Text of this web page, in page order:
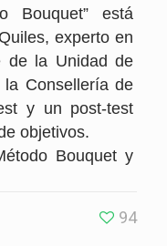
Bouquet” está
experto en
de la Unidad de
Consellería de
y un post-test
objetivos.
Bouquet y
94